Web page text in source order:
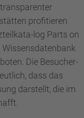
profitieren
log Parts on
Wissensdatenbank
Die Besucher-
dass das
darstellt, die im